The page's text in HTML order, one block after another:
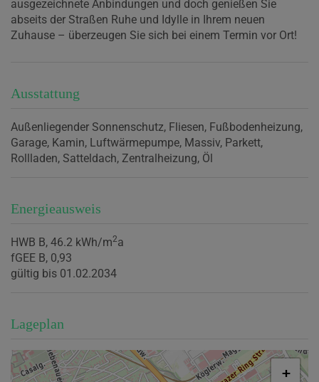
ausgezeichnete Anbindungen und doch genießen Sie
abseits der Straßen Ruhe und Idylle in Ihrem neuen
Zuhause – überzeugen Sie sich bei einem Termin vor Ort!
Ausstattung
Außenliegender Sonnenschutz Fliesen Fußbodenheizung
Garage Kamin Luftwärmepumpe Massiv Parkett
Rollladen Satteldach Zentralheizung Öl
Energieausweis
HWB B, 46.2 kWh/m2a
fGEE B, 0,93
gültig bis 01.02.2034
Lageplan
+